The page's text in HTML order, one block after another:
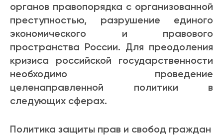
органов правопорядка с организованной
преступностью, разрушение единого
экономического и правового
пространства России. Для преодоления
кризиса российской государственности
необходимо проведение
целенаправленной политики в
следующих сферах.
Политика защиты прав и свобод граждан